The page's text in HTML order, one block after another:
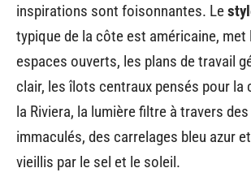
inspirations sont foisonnantes. Le
typique de la côte est américaine, met
espaces ouverts, les plans de travail
clair, les îlots centraux pensés pour la
la Riviera, la lumière filtre à travers
immaculés, des carrelages bleu azur
vieillis par le sel et le soleil.